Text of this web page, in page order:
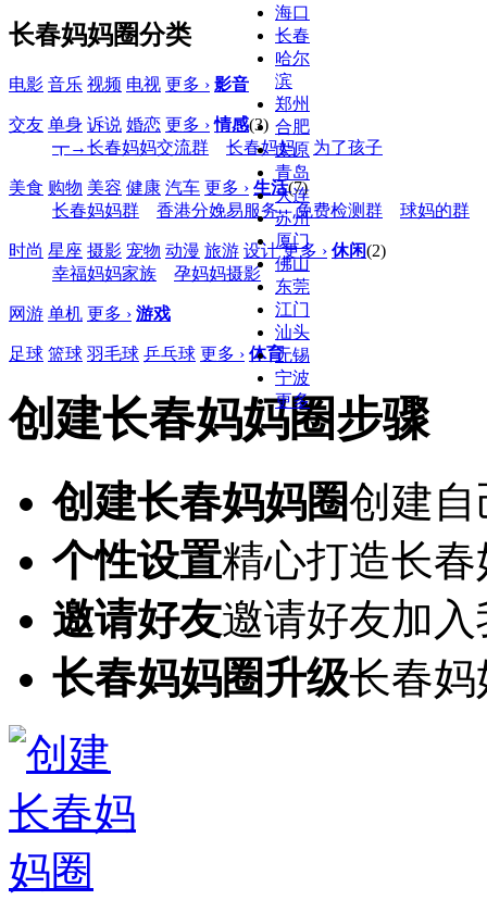
海口
长春
哈尔
滨
郑州
合肥
太原
青岛
大连
苏州
厦门
佛山
东莞
江门
汕头
无锡
宁波
更多
长春妈妈圈分类
电影 音乐 视频 电视 更多 › 影音
交友 单身 诉说 婚恋 更多 › 情感(3)
┳→长春妈妈交流群
长春妈妈 为了孩子
美食 购物 美容 健康 汽车 更多 › 生活(7)
长春妈妈群
香港分娩易服务 免费检测群 球妈的群
时尚 星座 摄影 宠物 动漫 旅游 设计 更多 › 休闲(2)
幸福妈妈家族
孕妈妈摄影
网游 单机 更多 › 游戏
足球 篮球 羽毛球 乒乓球 更多 › 体育
创建长春妈妈圈步骤
创建长春妈妈圈创建
个性设置精心打造长
邀请好友邀请好友加
长春妈妈圈升级长春